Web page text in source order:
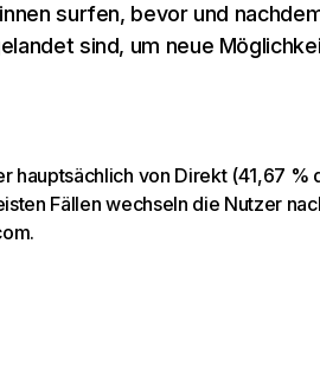
surfen, bevor und
sind, um neue
hauptsächlich von Direkt (41,67 %
Fällen wechseln die Nutzer